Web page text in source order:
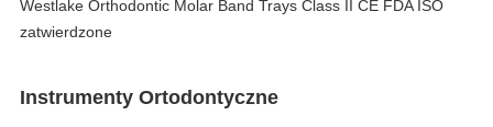
Westlake Orthodontic Molar Band Trays Class II CE FDA ISO
zatwierdzone
Instrumenty Ortodontyczne